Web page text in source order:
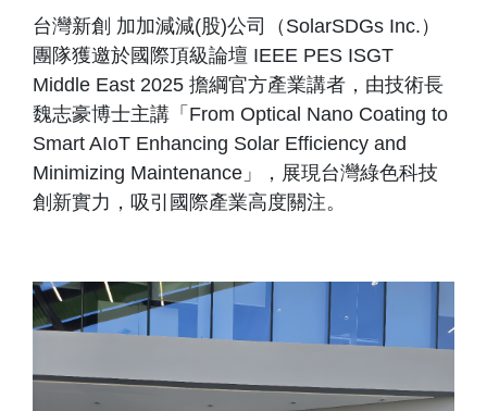
台灣新創 加加減減(股)公司（SolarSDGs Inc.）
團隊獲邀於國際頂級論壇 IEEE PES ISGT
Middle East 2025 擔綱官方產業講者，由技術長
魏志豪博士主講「From Optical Nano Coating to
Smart AIoT Enhancing Solar Efficiency and
Minimizing Maintenance」，展現台灣綠色科技
創新實力，吸引國際產業高度關注。